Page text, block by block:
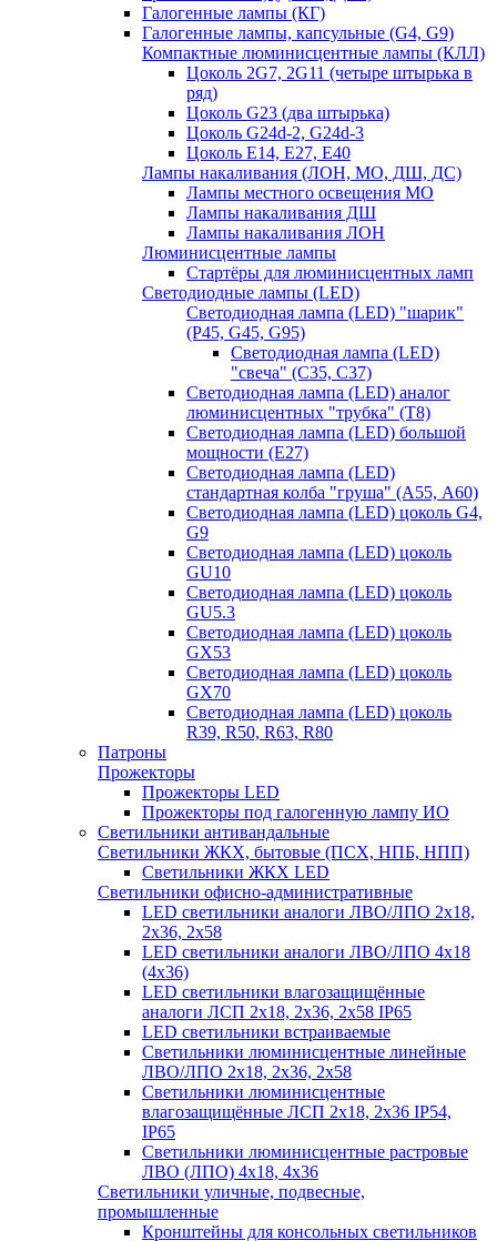
Галогенные лампы (КГ)
Галогенные лампы, капсульные (G4, G9)
Компактные люминисцентные лампы (КЛЛ)
Цоколь 2G7, 2G11 (четыре штырька в
ряд)
Цоколь G23 (два штырька)
Цоколь G24d-2, G24d-3
Цоколь Е14, Е27, Е40
Лампы накаливания (ЛОН, МО, ДШ, ДС)
Лампы местного освещения МО
Лампы накаливания ДШ
Лампы накаливания ЛОН
Люминисцентные лампы
Стартёры для люминисцентных ламп
Светодиодные лампы (LED)
Светодиодная лампа (LED) "шарик"
(P45, G45, G95)
Светодиодная лампа (LED)
"свеча" (С35, С37)
Светодиодная лампа (LED) аналог
люминисцентных "трубка" (T8)
Светодиодная лампа (LED) большой
мощности (Е27)
Светодиодная лампа (LED)
стандартная колба "груша" (А55, А60)
Светодиодная лампа (LED) цоколь G4,
G9
Светодиодная лампа (LED) цоколь
GU10
Светодиодная лампа (LED) цоколь
GU5.3
Светодиодная лампа (LED) цоколь
GX53
Светодиодная лампа (LED) цоколь
GX70
Светодиодная лампа (LED) цоколь
R39, R50, R63, R80
Патроны
Прожекторы
Прожекторы LED
Прожекторы под галогенную лампу ИО
Светильники антивандальные
Светильники ЖКХ, бытовые (ПСХ, НПБ, НПП)
Светильники ЖКХ LED
Светильники офисно-административные
LED светильники аналоги ЛВО/ЛПО 2х18,
2х36, 2х58
LED светильники аналоги ЛВО/ЛПО 4х18
(4х36)
LED светильники влагозащищённые
аналоги ЛСП 2х18, 2х36, 2х58 IP65
LED светильники встраиваемые
Светильники люминисцентные линейные
ЛВО/ЛПО 2х18, 2х36, 2х58
Светильники люминисцентные
влагозащищённые ЛСП 2х18, 2х36 IP54,
IP65
Светильники люминисцентные растровые
ЛВО (ЛПО) 4х18, 4х36
Светильники уличные, подвесные,
промышленные
Кронштейны для консольных светильников